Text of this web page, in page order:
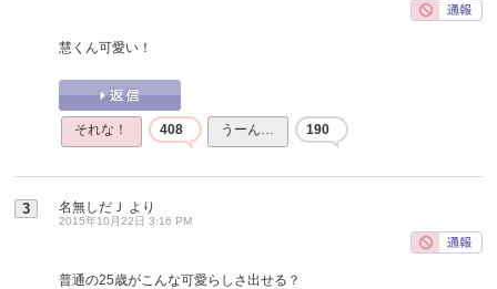
慧くん可愛い！
それな！ 408 うーん… 190
3 名無しだＪ より
2015年10月22日 3:16 PM
普通の25歳がこんな可愛らしさ出せる？